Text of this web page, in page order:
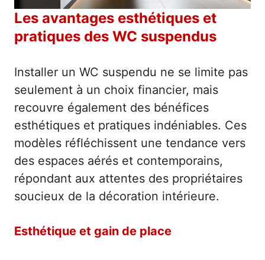
Les avantages esthétiques et
pratiques des WC suspendus
Installer un WC suspendu ne se limite pas
seulement à un choix financier, mais
recouvre également des bénéfices
esthétiques et pratiques indéniables. Ces
modèles réfléchissent une tendance vers
des espaces aérés et contemporains,
répondant aux attentes des propriétaires
soucieux de la décoration intérieure.
Esthétique et gain de place